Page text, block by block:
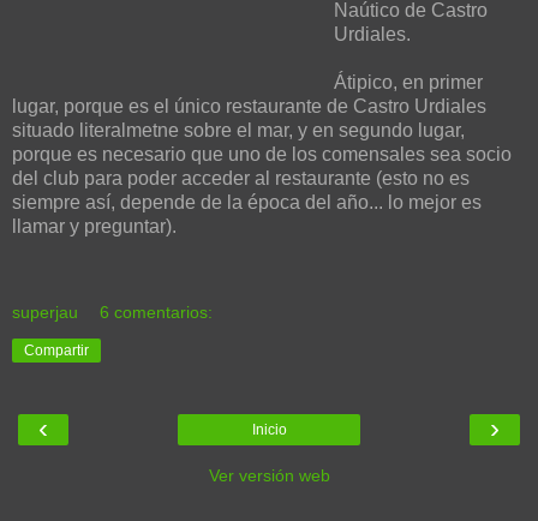
Naútico de Castro
Urdiales.
Átipico, en primer
lugar, porque es el único restaurante de Castro Urdiales
situado literalmetne sobre el mar, y en segundo lugar,
porque es necesario que uno de los comensales sea socio
del club para poder acceder al restaurante (esto no es
siempre así, depende de la época del año... lo mejor es
llamar y preguntar).
superjau 6 comentarios:
Compartir
‹ ›
Inicio
Ver versión web